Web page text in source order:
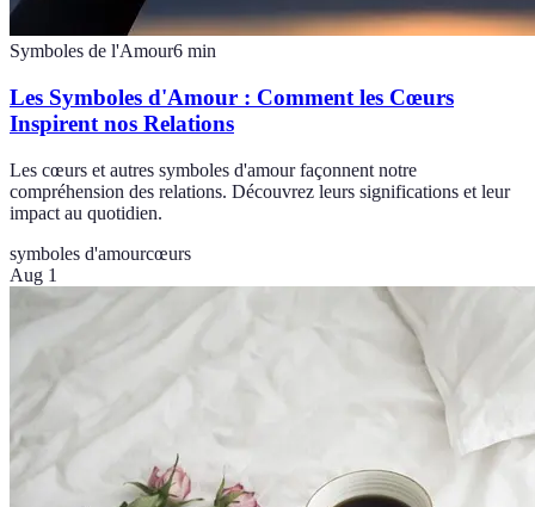
Symboles de l'Amour6 min
Les Symboles d'Amour : Comment les Cœurs
Inspirent nos Relations
Les cœurs et autres symboles d'amour façonnent notre
compréhension des relations. Découvrez leurs significations et leur
impact au quotidien.
symboles d'amourcœurs
Aug 1